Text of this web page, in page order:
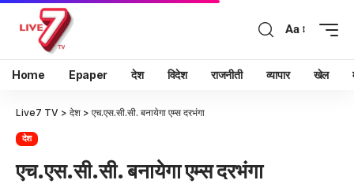
Aa
Home Epaper देश विदेश राजनीती व्यापार खेल
Live7 TV > देश > एच.एस.सी.सी. बनायेगा एम्स दरभंगा
देश
एच.एस.सी.सी. बनायेगा एम्स दरभंगा